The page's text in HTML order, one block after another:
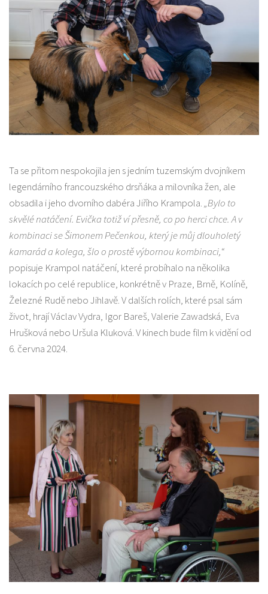
Ta se přitom nespokojila jen s jedním tuzemským dvojníkem
legendárního francouzského drsňáka a milovníka žen, ale
obsadila i jeho dvorního dabéra Jiřího Krampola.„Bylo to
skvělé natáčení. Evička totiž ví přesně, co po herci chce. A v
kombinaci se Šimonem Pečenkou, který je můj dlouholetý
kamarád a kolega, šlo o prostě výbornou kombinaci,“
popisuje Krampol natáčení, které probíhalo na několika
lokacích po celé republice, konkrétně v Praze, Brně, Kolíně,
Železné Rudě nebo Jihlavě. V dalších rolích, které psal sám
život, hrají Václav Vydra, Igor Bareš, Valerie Zawadská, Eva
Hrušková nebo Uršula Kluková. V kinech bude film k vidění od
6. června 2024.